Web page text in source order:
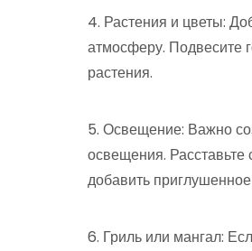
4. Растения и цветы:
атмосферу. Подвесите
растения.
5. Освещение: Важно
освещения.
добавить
6. Гриль или мангал: